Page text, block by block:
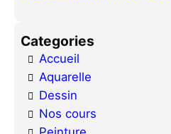
Categories
Accueil
Aquarelle
Dessin
Nos cours